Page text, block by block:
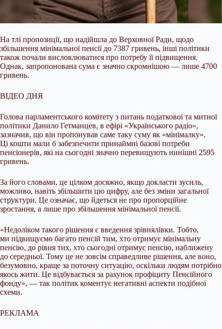
На тлі пропозиції, що надійшла до Верховної Ради, щодо
збільшення мінімальної пенсії до 7387 гривень, інші політики
також почали висловлюватися про потребу їїпідвищення.
Однак, запропонована сума є значно скромнішою — лише 4700
гривень.
ВІДЕО ДНЯ
Голова парламентського комітету з питань податкової та митної
політики Данило Гетманцев, в ефірі «Українського радіо»,
зазначив, що він пропонував саме таку суму як «мінімалку».
Ці кошти мали б забезпечити принаймні базові потреби
пенсіонерів, які на сьогодні значно перевищують нинішні 2595
гривень.
За його словами, це цілком досяжно, якщо докласти зусиль,
можливо, навіть збільшити цю цифру, але без зміни загальної
структури. Це означає, що йдеться не про пропорційне
зростання, а лише про збільшення мінімальної пенсії.
«Недоліком такого рішення є введення зрівнялівки. Тобто,
ми підвищуємо багато пенсій тим, хто отримує мінімальну
пенсію, до рівня тих, хто сьогодні отримує пенсію, наближену
до середньої. Тому це не зовсім справедливе рішення, але воно,
безумовно, краще за поточну ситуацію, оскільки людям потрібно
якось жити. Це відбувається за рахунок профіциту Пенсійного
фонду», — так політик коментує негативні аспекти подібної
схеми.
РЕКЛАМА